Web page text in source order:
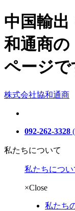
中国輸出
和通商の
ページで
株式会社協和通商
092-262-3328
私たちについて
私たちについ
×Close
私たち